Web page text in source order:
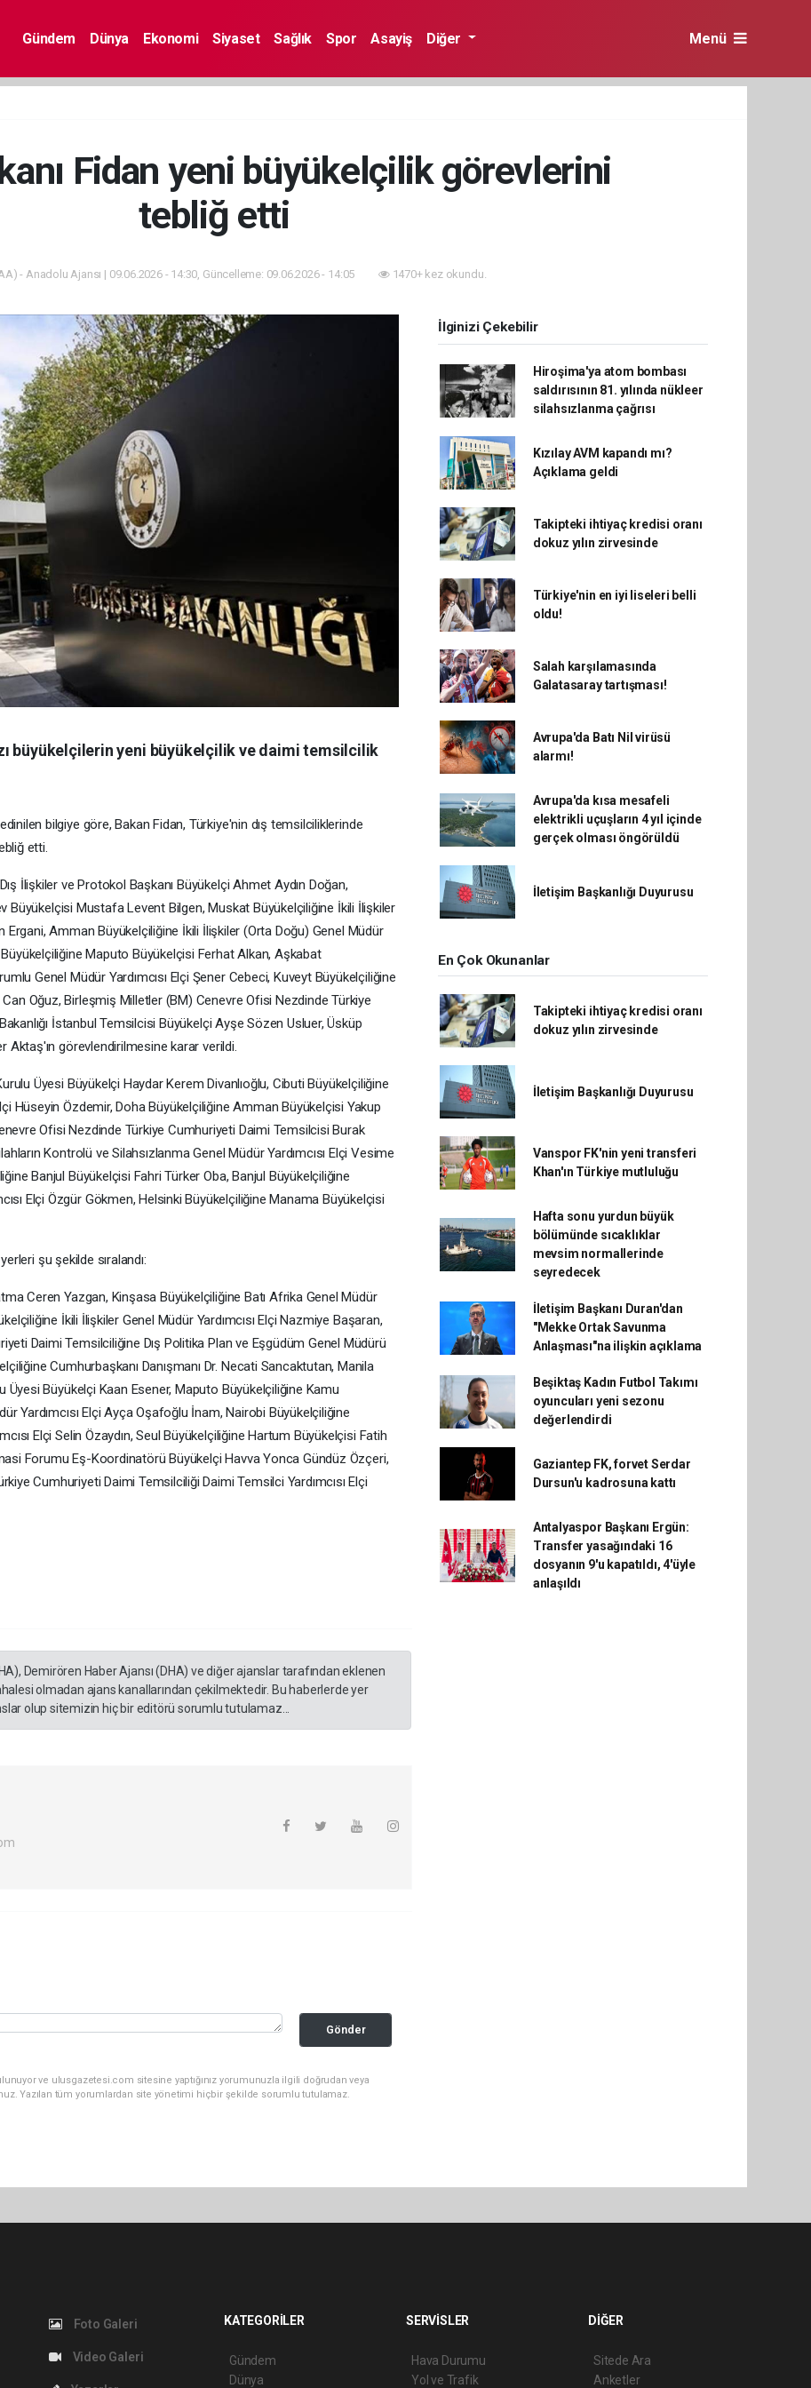
Gündem Dünya Ekonomi Siyaset Sağlık Spor Asayiş Diğer Menü
Fidan yeni büyükelçilik görevlerini
tebliğ etti
- Anadolu Ajansı | 09.06.2026 - 14:30, Güncelleme: 09.06.2026 - 14:05 1470+ kez okundu.
büyükelçilerin yeni büyükelçilik ve daimi temsilcilik
bilgiye göre, Bakan Fidan, Türkiye'nin dış temsilciliklerinde
etti.
İlişkiler ve Protokol Başkanı Büyükelçi Ahmet Aydın Doğan,
Büyükelçisi Mustafa Levent Bilgen, Muskat Büyükelçiliğine İkili İlişkiler
Ergani, Amman Büyükelçiliğine İkili İlişkiler (Orta Doğu) Genel Müdür
Büyükelçiliğine Maputo Büyükelçisi Ferhat Alkan, Aşkabat
Genel Müdür Yardımcısı Elçi Şener Cebeci, Kuveyt Büyükelçiliğine
Can Oğuz, Birleşmiş Milletler (BM) Cenevre Ofisi Nezdinde Türkiye
İstanbul Temsilcisi Büyükelçi Ayşe Sözen Usluer, Üsküp
Aktaş'ın görevlendirilmesine karar verildi.
Üyesi Büyükelçi Haydar Kerem Divanlıoğlu, Cibuti Büyükelçiliğine
Hüseyin Özdemir, Doha Büyükelçiliğine Amman Büyükelçisi Yakup
Ofisi Nezdinde Türkiye Cumhuriyeti Daimi Temsilcisi Burak
Kontrolü ve Silahsızlanma Genel Müdür Yardımcısı Elçi Vesime
Banjul Büyükelçisi Fahri Türker Oba, Banjul Büyükelçiliğine
Elçi Özgür Gökmen, Helsinki Büyükelçiliğine Manama Büyükelçisi
şu şekilde sıralandı:
Ceren Yazgan, Kinşasa Büyükelçiliğine Batı Afrika Genel Müdür
İkili İlişkiler Genel Müdür Yardımcısı Elçi Nazmiye Başaran,
Daimi Temsilciliğine Dış Politika Plan ve Eşgüdüm Genel Müdürü
Cumhurbaşkanı Danışmanı Dr. Necati Sancaktutan, Manila
Üyesi Büyükelçi Kaan Esener, Maputo Büyükelçiliğine Kamu
Yardımcısı Elçi Ayça Oşafoğlu İnam, Nairobi Büyükelçiliğine
Elçi Selin Özaydın, Seul Büyükelçiliğine Hartum Büyükelçisi Fatih
Forumu Eş-Koordinatörü Büyükelçi Havva Yonca Gündüz Özçeri,
Cumhuriyeti Daimi Temsilciliği Daimi Temsilci Yardımcısı Elçi
Demirören Haber Ajansı (DHA) ve diğer ajanslar tarafından eklenen
olmadan ajans kanallarından çekilmektedir. Bu haberlerde yer
olup sitemizin hiç bir editörü sorumlu tutulamaz...
Gönder
ve ulusgazetesi.com sitesine yaptığınız yorumunuzla ilgili doğrudan veya
Yazılan tüm yorumlardan site yönetimi hiçbir şekilde sorumlu tutulamaz.
İlginizi Çekebilir
Hiroşima'ya atom bombası
saldırısının 81. yılında nükleer
silahsızlanma çağrısı
Kızılay AVM kapandı mı?
Açıklama geldi
Takipteki ihtiyaç kredisi oranı
dokuz yılın zirvesinde
Türkiye'nin en iyi liseleri belli
oldu!
Salah karşılamasında
Galatasaray tartışması!
Avrupa'da Batı Nil virüsü
alarmı!
Avrupa'da kısa mesafeli
elektrikli uçuşların 4 yıl içinde
gerçek olması öngörüldü
İletişim Başkanlığı Duyurusu
En Çok Okunanlar
Takipteki ihtiyaç kredisi oranı
dokuz yılın zirvesinde
İletişim Başkanlığı Duyurusu
Vanspor FK'nin yeni transferi
Khan'ın Türkiye mutluluğu
Hafta sonu yurdun büyük
bölümünde sıcaklıklar
mevsim normallerinde
seyredecek
İletişim Başkanı Duran'dan
"Mekke Ortak Savunma
Anlaşması"na ilişkin açıklama
Beşiktaş Kadın Futbol Takımı
oyuncuları yeni sezonu
değerlendirdi
Gaziantep FK, forvet Serdar
Dursun'u kadrosuna kattı
Antalyaspor Başkanı Ergün:
Transfer yasağındaki 16
dosyanın 9'u kapatıldı, 4'üyle
anlaşıldı
Foto Galeri
Video Galeri
KATEGORİLER
Gündem
Dünya
SERVİSLER
Hava Durumu
Yol ve Trafik
DİĞER
Sitede Ara
Anketler